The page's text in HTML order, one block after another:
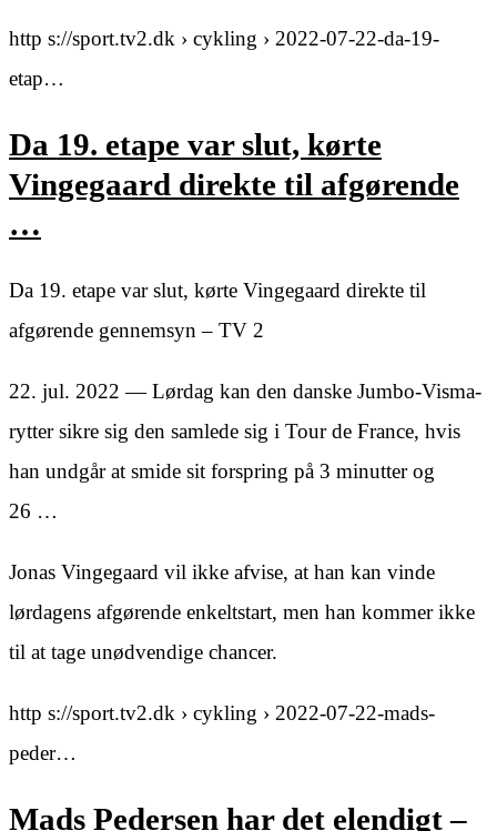
http s://sport.tv2.dk › cykling › 2022-07-22-da-19-
etap…
Da 19. etape var slut, kørte
Vingegaard direkte til afgørende
…
Da 19. etape var slut, kørte Vingegaard direkte til
afgørende gennemsyn – TV 2
22. jul. 2022 — Lørdag kan den danske Jumbo-Visma-
rytter sikre sig den samlede sig i Tour de France, hvis
han undgår at smide sit forspring på 3 minutter og
26 …
Jonas Vingegaard vil ikke afvise, at han kan vinde
lørdagens afgørende enkeltstart, men han kommer ikke
til at tage unødvendige chancer.
http s://sport.tv2.dk › cykling › 2022-07-22-mads-
peder…
Mads Pedersen har det elendigt –